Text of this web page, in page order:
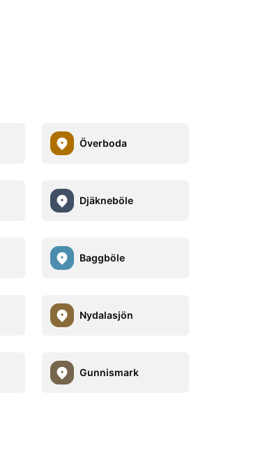
Överboda
Djäkneböle
Baggböle
Nydalasjön
Gunnismark